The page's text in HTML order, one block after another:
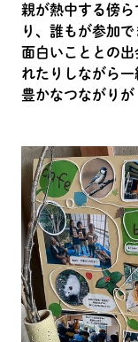
親が熱中する傍
り、誰もが参加
面白いこととの
れたりしながら一
豊かなつながりが